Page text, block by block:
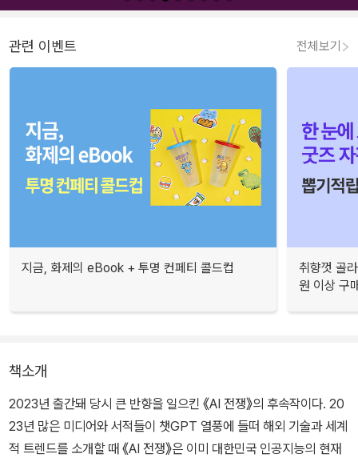
관련 이벤트 전체보기
지금, 화제의 eBook + 투명 컨페티 콜드컵
취향껏 골
원 이상 구
책소개
2023년 출간돼 당시 큰 반향을 일으킨 《AI 전쟁》의 후속작이다. 20
23년 많은 미디어와 서적들이 챗GPT 열풍에 들떠 해외 기술과 세계
적 트렌드를 소개할 때 《AI 전쟁》은 이미 대한민국 인공지능의 현재